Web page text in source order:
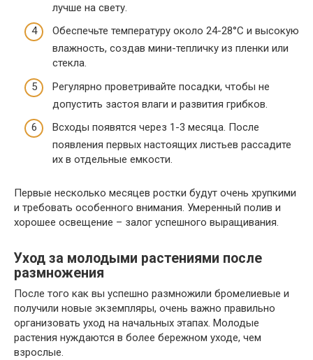
лучше на свету.
Обеспечьте температуру около 24-28°C и высокую
влажность, создав мини-тепличку из пленки или
стекла.
Регулярно проветривайте посадки, чтобы не
допустить застоя влаги и развития грибков.
Всходы появятся через 1-3 месяца. После
появления первых настоящих листьев рассадите
их в отдельные емкости.
Первые несколько месяцев ростки будут очень хрупкими
и требовать особенного внимания. Умеренный полив и
хорошее освещение – залог успешного выращивания.
Уход за молодыми растениями после
размножения
После того как вы успешно размножили бромелиевые и
получили новые экземпляры, очень важно правильно
организовать уход на начальных этапах. Молодые
растения нуждаются в более бережном уходе, чем
взрослые.